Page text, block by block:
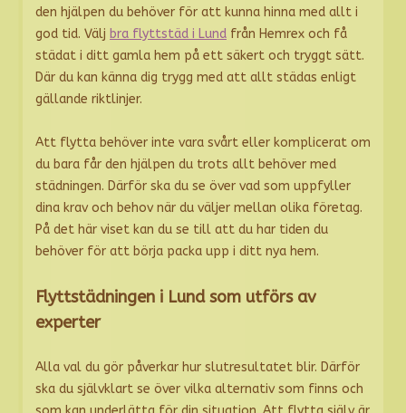
den hjälpen du behöver för att kunna hinna med allt i
god tid. Välj bra flyttstäd i Lund från Hemrex och få
städat i ditt gamla hem på ett säkert och tryggt sätt.
Där du kan känna dig trygg med att allt städas enligt
gällande riktlinjer.
Att flytta behöver inte vara svårt eller komplicerat om
du bara får den hjälpen du trots allt behöver med
städningen. Därför ska du se över vad som uppfyller
dina krav och behov när du väljer mellan olika företag.
På det här viset kan du se till att du har tiden du
behöver för att börja packa upp i ditt nya hem.
Flyttstädningen i Lund som utförs av
experter
Alla val du gör påverkar hur slutresultatet blir. Därför
ska du självklart se över vilka alternativ som finns och